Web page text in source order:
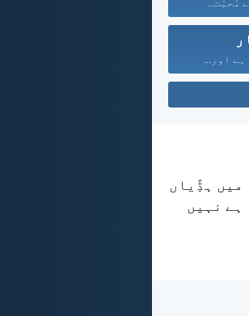
مُحبّت...
اور...
میں ہڈِّیاں
ہے نہیں